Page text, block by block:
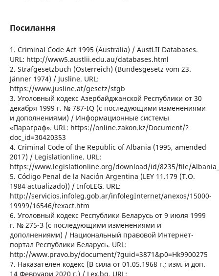
Посилання
1. Criminal Code Act 1995 (Australia) / AustLII Databases.
URL: http://www5.austlii.edu.au/databases.html
2. Strafgesetzbuch (Österreich) (Bundesgesetz vom 23.
Jänner 1974) / Jusline. URL:
https://www.jusline.at/gesetz/stgb
3. Уголовный кодекс Азербайджанской Республики от 30
декабря 1999 г. № 787-IQ (с последующими изменениями
и дополнениями) / Информационные системы
«Параграф». URL: https://online.zakon.kz/Document/?
doc_id=30420353
4. Criminal Code of the Republic of Albania (1995, amended
2017) / Legislationline. URL:
https://www.legislationline.org/download/id/8235/file/
5. Cόdigo Penal de la Naciόn Argentina (LEY 11.179 (T.O.
1984 actualizado)) / InfoLEG. URL:
http://servicios.infoleg.gob.ar/infolegInternet/anexos/15000-
19999/16546/texact.htm
6. Уголовный кодекс Республики Беларусь от 9 июля 1999
г. № 275-З (с последующими изменениями и
дополнениями) / Национальный правовой Интернет-
портал Республики Беларусь. URL:
http://www.pravo.by/document/?guid=3871&p0=Hk9900275
7. Наказателен кодекс (В сила от 01.05.1968 г.; изм. и доп.
14 Февруари 2020 г.) / Lex.bg. URL: